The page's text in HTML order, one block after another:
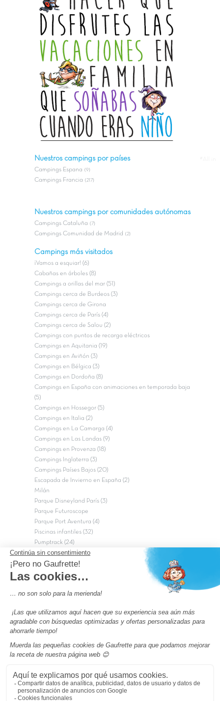
Nuestros campings por países
Campings Espana (9)
Campings Francia (217)
Nuestros campings por comunidades autónomas
Campings Cataluña (7)
Campings Comunidad de Madrid (2)
Campings más visitados
¡Vamos a esquiar! (6)
Cabañas en árboles (8)
Campings a orillas del mar (51)
Campings cerca de Burdeos (3)
Campings cerca de Girona
Campings cerca de París (4)
Campings cerca de Salou (2)
Campings con puntos de recarga eléctricos
Campings en Aquitania (19)
Campings en Aviñón (3)
Campings en Bélgica (3)
Campings en Dordoña (8)
Campings en España con animaciones en temporada baja
(5)
Campings en Hossegor (5)
Campings en Italia (2)
Campings en La Camarga (4)
Campings en Las Landas (9)
Campings en Provenza (18)
Campings Inglaterra (3)
Campings Países Bajos (20)
Escapada de Invierno en España (2)
Milán
Parque Disneyland París (3)
Parque Futuroscope
Parque Port Aventura (4)
Piscinas infantiles (32)
Pumptrack (24)
Puy du Fou (2)
Roma
Semana Santa (17)
Campings de 4 estrellas en Francia
Los camping con piscinas en Francia
Camping Barcelona
Camping Murcia
Camping Costa Brava
Camping Costa daurada
Pass camping
Preguntas más frecuentes
Aviso legal